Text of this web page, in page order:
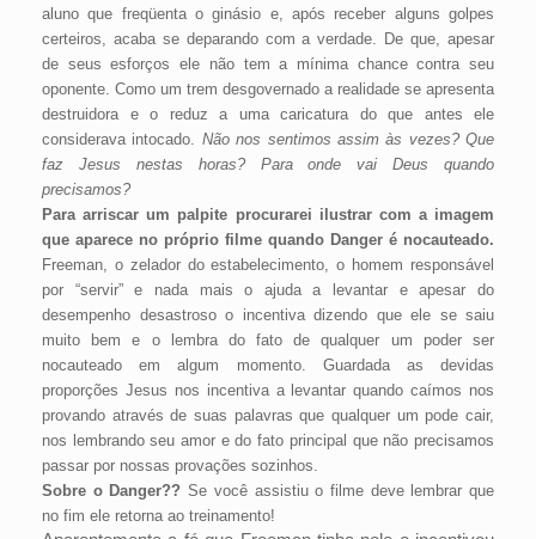
aluno que freqüenta o ginásio e, após receber alguns golpes
certeiros, acaba se deparando com a verdade. De que, apesar
de seus esforços ele não tem a mínima chance contra seu
oponente. Como um trem desgovernado a realidade se apresenta
destruidora e o reduz a uma caricatura do que antes ele
considerava intocado. Não nos sentimos assim às vezes? Que
faz Jesus nestas horas? Para onde vai Deus quando
precisamos?
Para arriscar um palpite procurarei ilustrar com a imagem
que aparece no próprio filme quando Danger é nocauteado.
Freeman, o zelador do estabelecimento, o homem responsável
por “servir” e nada mais o ajuda a levantar e apesar do
desempenho desastroso o incentiva dizendo que ele se saiu
muito bem e o lembra do fato de qualquer um poder ser
nocauteado em algum momento. Guardada as devidas
proporções Jesus nos incentiva a levantar quando caímos nos
provando através de suas palavras que qualquer um pode cair,
nos lembrando seu amor e do fato principal que não precisamos
passar por nossas provações sozinhos.
Sobre o Danger?? Se você assistiu o filme deve lembrar que
no fim ele retorna ao treinamento!